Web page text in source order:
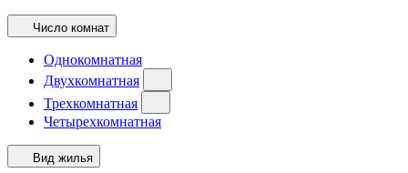
Число комнат
Однокомнатная
Двухкомнатная
Трехкомнатная
Четырехкомнатная
Вид жилья